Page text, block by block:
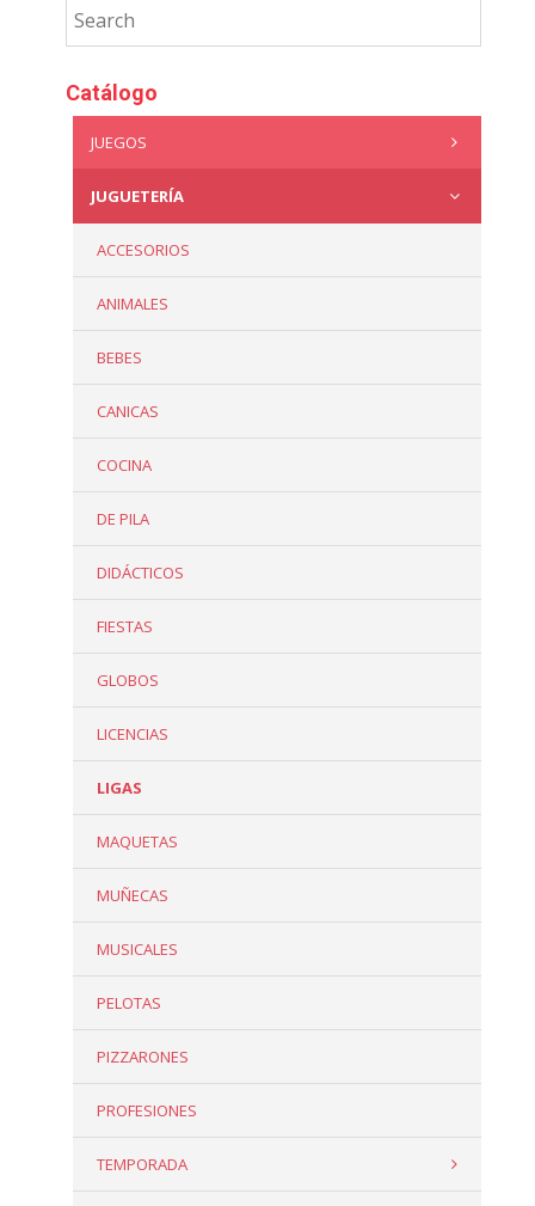
Catálogo
JUEGOS
JUGUETERÍA
ACCESORIOS
ANIMALES
BEBES
CANICAS
COCINA
DE PILA
DIDÁCTICOS
FIESTAS
GLOBOS
LICENCIAS
LIGAS
MAQUETAS
MUÑECAS
MUSICALES
PELOTAS
PIZZARONES
PROFESIONES
TEMPORADA